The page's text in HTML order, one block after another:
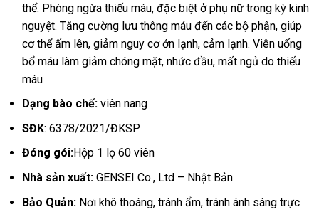
thể. Phòng ngừa thiếu máu, đặc biệt ở phụ nữ trong kỳ kinh
nguyệt. Tăng cường lưu thông máu đến các bộ phận, giúp
cơ thể ấm lên, giảm nguy cơ ớn lạnh, cảm lạnh. Viên uống
bổ máu làm giảm chóng mặt, nhức đầu, mất ngủ do thiếu
máu
Dạng bào chế: viên nang
SĐK: 6378/2021/ĐKSP
Đóng gói:Hộp 1 lọ 60 viên
Nhà sản xuất: GENSEI Co., Ltd – Nhật Bản
Bảo Quản: Nơi khô thoáng, tránh ẩm, tránh ánh sáng trực